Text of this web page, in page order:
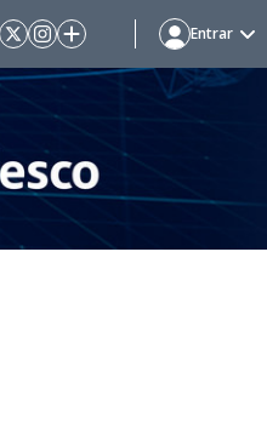
Entrar